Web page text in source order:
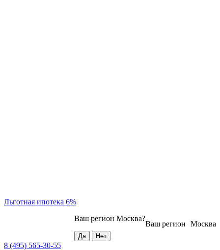
Льготная ипотека 6%
Москва
Ваш регион
Ваш регион Москва?
8 (495) 565-30-55